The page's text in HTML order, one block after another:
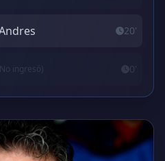
20'
ingresó) 0'